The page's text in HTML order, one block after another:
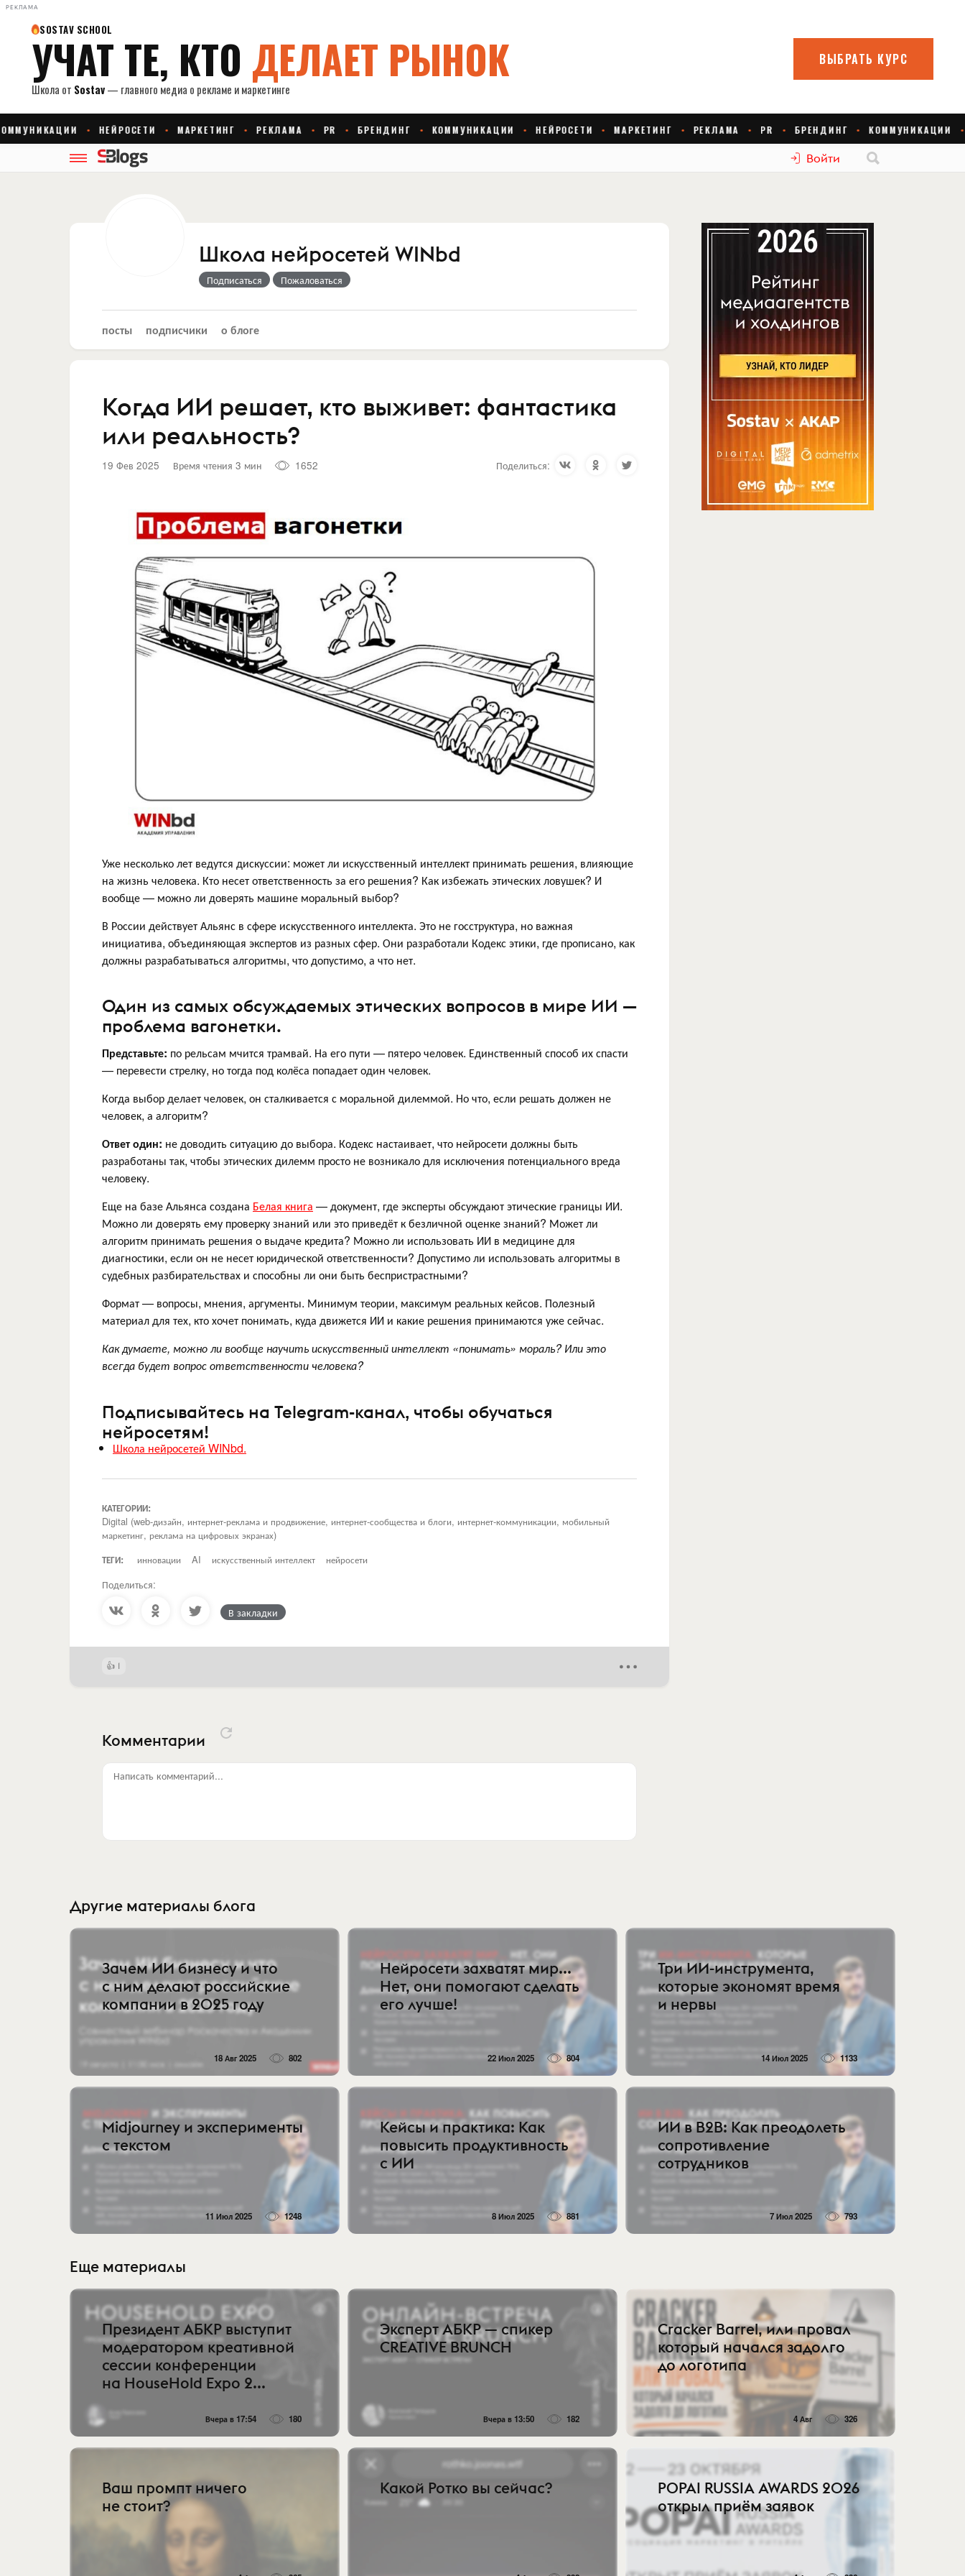
РЕКЛАМА
Войти
Школа нейросетей WINbd
Подписаться Пожаловаться
посты подписчики о блоге
Когда ИИ решает, кто выживет: фантастика
или реальность?
19 Фев 2025 Время чтения 3 мин 1652 Поделиться:
Уже несколько лет ведутся дискуссии: может ли искусственный интеллект принимать решения, влияющие
на жизнь человека. Кто несет ответственность за его решения? Как избежать этических ловушек? И
вообще — можно ли доверять машине моральный выбор?
В России действует Альянс в сфере искусственного интеллекта. Это не госструктура, но важная
инициатива, объединяющая экспертов из разных сфер. Они разработали Кодекс этики, где прописано, как
должны разрабатываться алгоритмы, что допустимо, а что нет.
Один из самых обсуждаемых этических вопросов в мире ИИ —
проблема вагонетки.
Представьте: по рельсам мчится трамвай. На его пути — пятеро человек. Единственный способ их спасти
— перевести стрелку, но тогда под колёса попадает один человек.
Когда выбор делает человек, он сталкивается с моральной дилеммой. Но что, если решать должен не
человек, а алгоритм?
Ответ один: не доводить ситуацию до выбора. Кодекс настаивает, что нейросети должны быть
разработаны так, чтобы этических дилемм просто не возникало для исключения потенциального вреда
человеку.
Еще на базе Альянса создана Белая книга — документ, где эксперты обсуждают этические границы ИИ.
Можно ли доверять ему проверку знаний или это приведёт к безличной оценке знаний? Может ли
алгоритм принимать решения о выдаче кредита? Можно ли использовать ИИ в медицине для
диагностики, если он не несет юридической ответственности? Допустимо ли использовать алгоритмы в
судебных разбирательствах и способны ли они быть беспристрастными?
Формат — вопросы, мнения, аргументы. Минимум теории, максимум реальных кейсов. Полезный
материал для тех, кто хочет понимать, куда движется ИИ и какие решения принимаются уже сейчас.
Как думаете, можно ли вообще научить искусственный интеллект «понимать» мораль? Или это
всегда будет вопрос ответственности человека?
Подписывайтесь на Telegram-канал, чтобы обучаться
нейросетям!
Школа нейросетей WINbd.
КАТЕГОРИИ:
Digital (web-дизайн, интернет-реклама и продвижение, интернет-сообщества и блоги, интернет-коммуникации, мобильный
маркетинг, реклама на цифровых экранах)
ТЕГИ:
инновации AI искусственный интеллект нейросети
Поделиться:
В закладки
1
Комментарии
Написать комментарий...
Другие материалы блога
Зачем ИИ бизнесу и что
с ним делают российские
компании в 2025 году
18 Авг 2025 802
Нейросети захватят мир...
Нет, они помогают сделать
его лучше!
22 Июл 2025 804
Три ИИ-инструмента,
которые экономят время
и нервы
14 Июл 2025 1133
Midjourney и эксперименты
с текстом
11 Июл 2025 1248
Кейсы и практика: Как
повысить продуктивность
с ИИ
8 Июл 2025 881
ИИ в B2B: Как преодолеть
сопротивление
сотрудников
7 Июл 2025 793
Еще материалы
Президент АБКР выступит
модератором креативной
сессии конференции
на HouseHold Expo 2...
Вчера в 17:54 180
Эксперт АБКР — спикер
CREATIVE BRUNCH
Вчера в 13:50 182
Cracker Barrel, или провал
который начался задолго
до логотипа
4 Авг 326
Ваш промпт ничего
не стоит?
Какой Ротко вы сейчас?
POPAI RUSSIA AWARDS 2026
открыл приём заявок